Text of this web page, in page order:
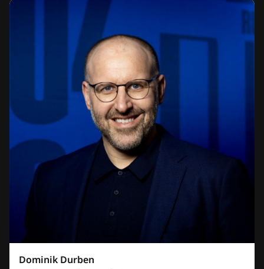
Dominik Durben